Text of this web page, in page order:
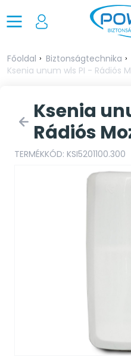
Főoldal Biztonságtechnika
Ksenia unum wls PI - Rádiós
Ksenia
Rádiós
TERMÉKKÓD: KSI5201100.300